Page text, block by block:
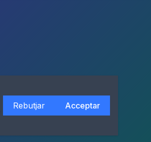
Rebutjar Acceptar